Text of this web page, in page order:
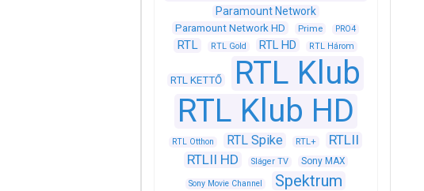
Paramount Network
Paramount Network HD Prime PRO4
RTL RTL Gold RTL HD RTL Három
RTL KETTŐ
RTL Klub
RTL Klub HD
RTL Otthon RTL Spike RTL+
RTLII
RTLII HD
Sláger TV Sony MAX
Sony Movie Channel
Spektrum